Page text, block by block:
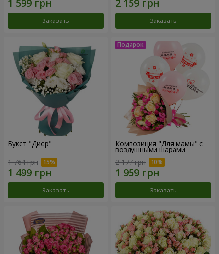
Заказать Заказать
Букет "Диор"
1 764 грн
Заказать
Композиция "Для мамы" с
воздушными шарами
2 177 грн
Заказать